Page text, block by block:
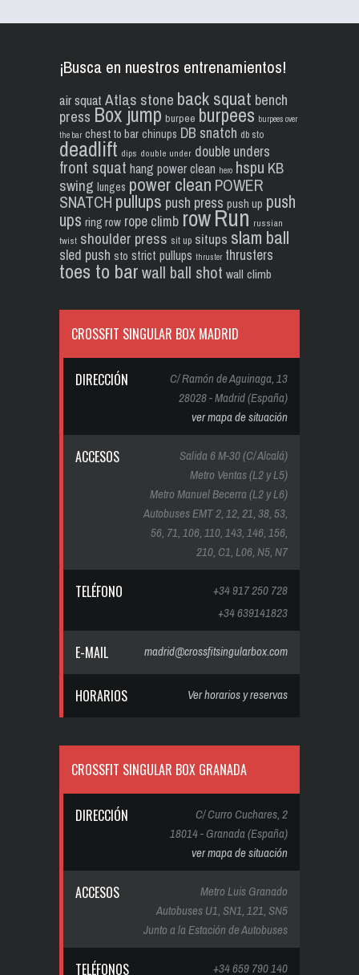
¡Busca en nuestros entrenamientos!
air squat Atlas stone back squat bench
press Box jump burpee burpees burpees over
the bar chest to bar chinups DB snatch db sto
deadlift dips double under double unders
front squat hang power clean hero hspu KB
swing lunges power clean POWER
SNATCH pullups push press push up push
ups ring row rope climb rowRun russian
twist shoulder press sit up situps slam ball
sled push sto strict pullups thruster thrusters
toes to barwall ball shot wall climb
CROSSFIT SINGULAR BOX MADRID
DIRECCIÓN
C/ Ramón de Aguinaga, 13
28028 - Madrid (España)
ver mapa de situación
ACCESOS
Salida 6 M-30 (C/ Alcalá)
Metro Ventas (L2 y L5)
Metro Manuel Becerra (L2 y L6)
Autobuses EMT 2, 12, 21, 38, 53,
56, 71, 106, 110, 143, 146, 156,
210, C1, L06, N5, N7
TELÉFONO
+34 917 250 728
+34 639141823
E-MAIL madrid@crossfitsingularbox.com
HORARIOS Ver horarios y reservas
CROSSFIT SINGULAR BOX GRANADA
DIRECCIÓN
C/ Curro Cuchares, 2
18014 - Granada (España)
ver mapa de situación
ACCESOS
Metro Luis Granado
Autobuses U1, SN1, 121, SN5
Junto a la Estación de Autobuses
TELÉFONOS +34 659 790 140